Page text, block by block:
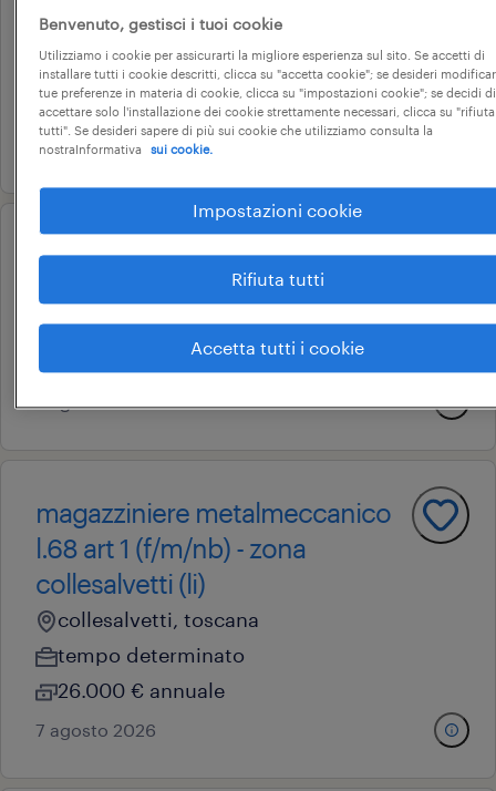
camaiore, toscana
tempo determinato
9.38 € oraria
7 agosto 2026
mulettista (f/m/nb) - lodi
tempo determinato
1.979.37 € mensile
7 agosto 2026
magazziniere metalmeccanico
l.68 art 1 (f/m/nb) - zona
collesalvetti (li)
collesalvetti, toscana
tempo determinato
26.000 € annuale
7 agosto 2026
Benvenuto, gestisci i tuoi cookie
Utilizziamo i cookie per assicurarti la migliore esperienza sul sito. Se accetti di
installare tutti i cookie descritti, clicca su "accetta cookie"; se desideri
tue preferenze in materia di cookie, clicca su "impostazioni cookie"; se decidi di
accettare solo l'installazione dei cookie strettamente necessari, clicca su "rifiuta
tutti". Se desideri sapere di più sui cookie che utilizziamo consulta la
nostraInformativa
sui cookie.
Impostazioni cookie
Rifiuta tutti
Accetta tutti i cookie